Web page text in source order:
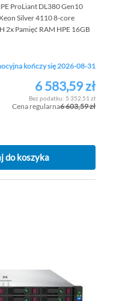
ProLiant DL380 Gen10
Silver 4110 8-core
2x Pamięć RAM HPE 16GB
kończy się 2026-08-31
promocyjna
6 583,59 zł
5 352,51 zł
Cena regularna6 603,59 zł
do koszyka